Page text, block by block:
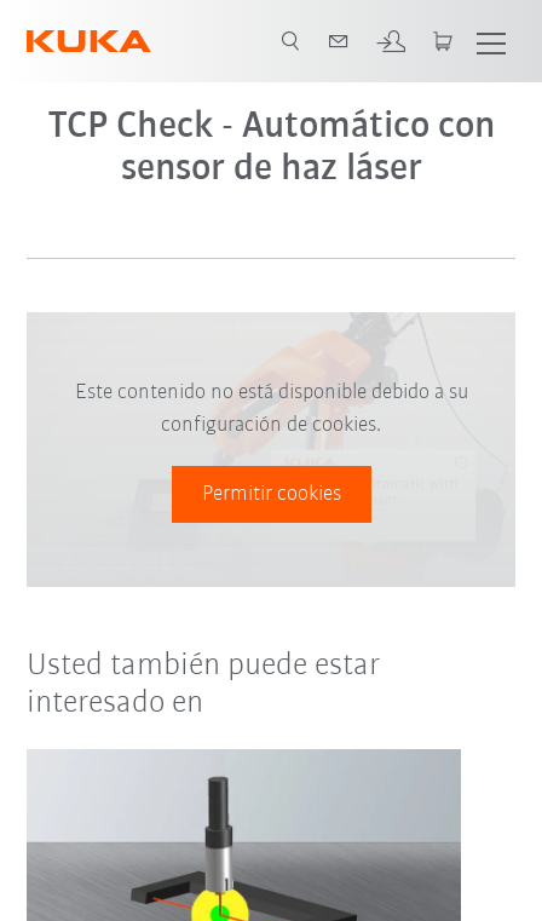
TCP Check - Automático con
sensor de haz láser
Este contenido no está disponible debido a su
configuración de cookies.
Permitir cookies
Usted también puede estar
interesado en